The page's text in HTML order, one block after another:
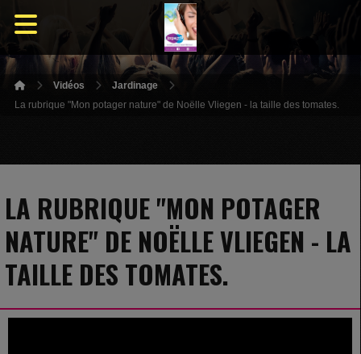
Vidéos
Jardinage
La rubrique "Mon potager nature" de Noëlle Vliegen - la taille des tomates.
LA RUBRIQUE "MON POTAGER
NATURE" DE NOËLLE VLIEGEN - LA
TAILLE DES TOMATES.